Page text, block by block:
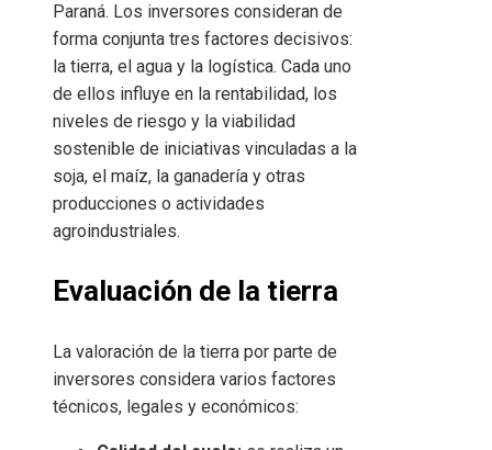
Paraná. Los inversores consideran de
forma conjunta tres factores decisivos:
la tierra, el agua y la logística. Cada uno
de ellos influye en la rentabilidad, los
niveles de riesgo y la viabilidad
sostenible de iniciativas vinculadas a la
soja, el maíz, la ganadería y otras
producciones o actividades
agroindustriales.
Evaluación de la tierra
La valoración de la tierra por parte de
inversores considera varios factores
técnicos, legales y económicos: